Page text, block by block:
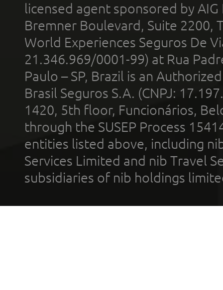
licensed agent sponsored by
Bremner Boulevard, Suite 2200,
World Experiences Seguros De
21.346.969/0001-99) at Rua
Paulo – SP, Brazil is an
Brasil Seguros S.A. (CNPJ:
1420, 5th floor, Funcionários,
through the SUSEP Process
entities listed above, including
Services Limited and nib Travel
subsidiaries of nib holdings